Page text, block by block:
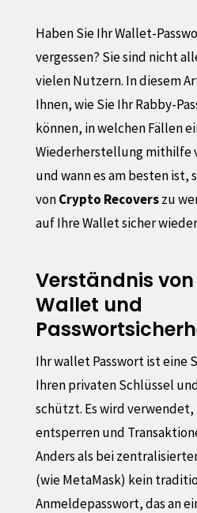
Haben Sie Ihr Wallet-
vergessen? Sie sind nicht
vielen Nutzern. In diesem
Ihnen, wie Sie Ihr Rabby-
können, in welchen Fällen
Wiederherstellung mithilfe
und wann es am besten ist,
vonCrypto Recoverszu
auf Ihre Wallet sicher
Verständnis
Wallet und
Ihr wallet Passwort ist eine
Ihren privaten Schlüssel
schützt. Es wird
entsperren und
Anders als bei
(wie MetaMask) kein
Anmeldepasswort, das an